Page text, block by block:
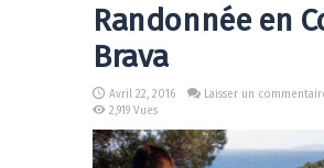
Randonnée en
Brava
Avril 22, 2016
Laisser un
2,919 Vues